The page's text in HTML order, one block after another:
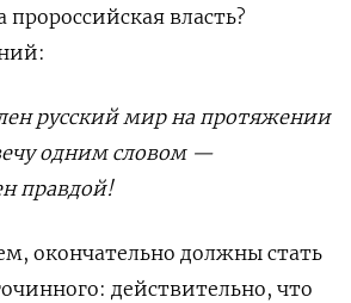
власть?
русский мир на протяжении
одним словом —
правдой!
окончательно должны стать
действительно, что